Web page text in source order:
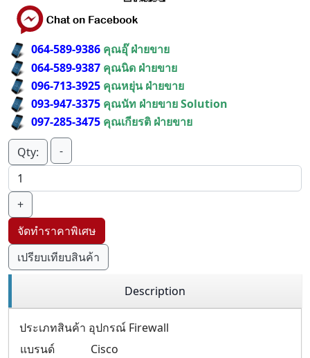
064-589-9386 คุณอุ๊ ฝ่ายขาย
064-589-9387 คุณนิด ฝ่ายขาย
096-713-3925 คุณหยุ่น ฝ่ายขาย
093-947-3375 คุณนัท ฝ่ายขาย Solution
097-285-3475 คุณเกียรติ ฝ่ายขาย
Qty: -
+
จัดทำราคาพิเศษ
เปรียบเทียบสินค้า
Description
ประเภทสินค้า อุปกรณ์ Firewall
แบรนด์
Cisco